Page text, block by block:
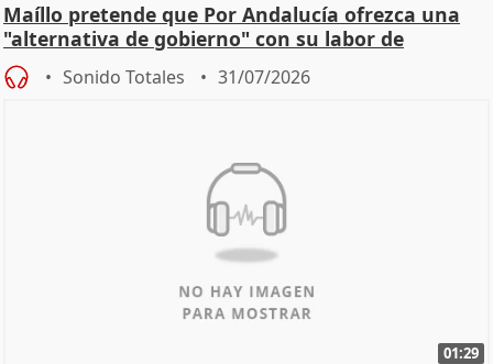
Maíllo pretende que Por Andalucía ofrezca una
"alternativa de gobierno" con su labor de
oposición
Sonido Totales 31/07/2026
01:29